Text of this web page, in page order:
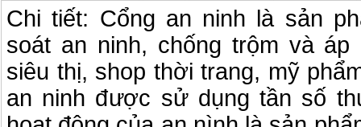
Chi tiết: Cổng an ninh là sản
soát an ninh, chống trộm và
siêu thị, shop thời trang, mỹ
an ninh được sử dụng tần số